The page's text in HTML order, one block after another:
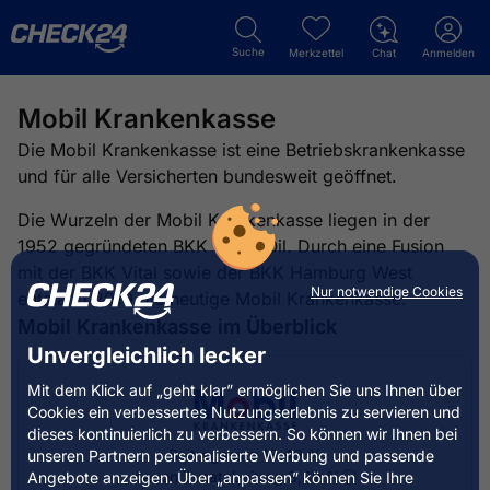
Nur notwendige Cookies
Unvergleichlich lecker
Mit dem Klick auf „geht klar” ermöglichen Sie uns Ihnen über
Cookies ein verbessertes Nutzungserlebnis zu servieren und
dieses kontinuierlich zu verbessern. So können wir Ihnen bei
unseren Partnern personalisierte Werbung und passende
Angebote anzeigen. Über „anpassen” können Sie Ihre
Anmelden
Chat
Merkzettel
Suche
Mobil Krankenkasse
Die Mobil Krankenkasse ist eine Betriebskrankenkasse
und für alle Versicherten bundesweit geöffnet.
Die Wurzeln der Mobil Krankenkasse liegen in der
1952 gegründeten BKK Mobil Oil. Durch eine Fusion
mit der BKK Vital sowie der BKK Hamburg West
entstand 2019 die heutige Mobil Krankenkasse.
Mobil Krankenkasse im Überblick
Beitragssatz 18,49 %
davon Zusatzbeitrag 3,89 %